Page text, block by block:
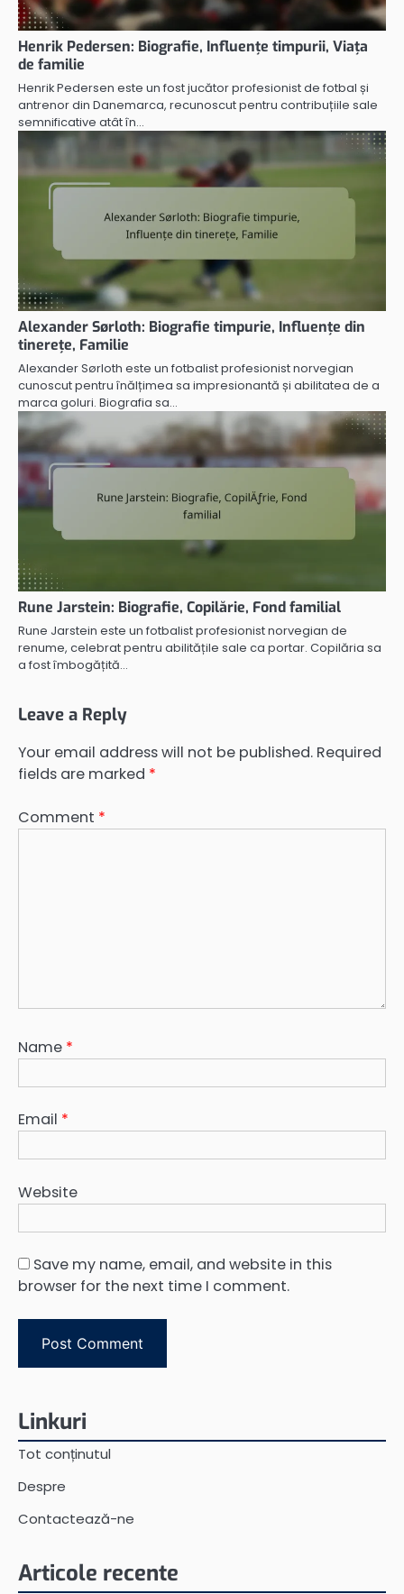
Henrik Pedersen: Biografie, Influențe timpurii, Viața
de familie
Henrik Pedersen este un fost jucător profesionist de fotbal și
antrenor din Danemarca, recunoscut pentru contribuțiile sale
semnificative atât în…
Alexander Sørloth: Biografie timpurie, Influențe din
tinerețe, Familie
Alexander Sørloth este un fotbalist profesionist norvegian
cunoscut pentru înălțimea sa impresionantă și abilitatea de a
marca goluri. Biografia sa…
Rune Jarstein: Biografie, Copilărie, Fond familial
Rune Jarstein este un fotbalist profesionist norvegian de
renume, celebrat pentru abilitățile sale ca portar. Copilăria sa
a fost îmbogățită…
Leave a Reply
Your email address will not be published. Required
fields are marked *
Comment *
Name *
Email *
Website
Save my name, email, and website in this
browser for the next time I comment.
Linkuri
Tot conținutul
Despre
Contactează-ne
Articole recente